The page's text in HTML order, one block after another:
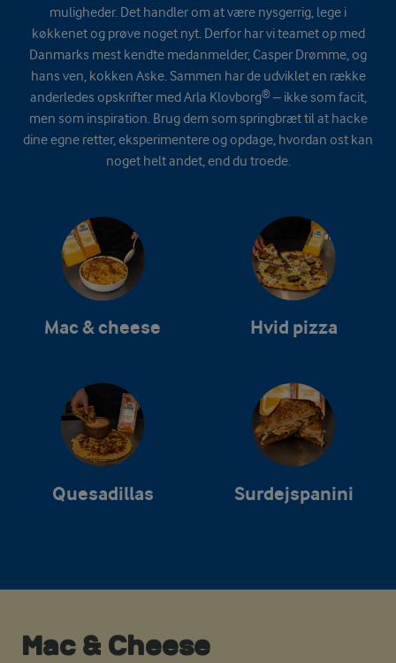
muligheder. Det handler om at være nysgerrig, lege i
køkkenet og prøve noget nyt. Derfor har vi teamet op med
Danmarks mest kendte medanmelder, Casper Drømme, og
hans ven, kokken Aske. Sammen har de udviklet en række
anderledes opskrifter med Arla Klovborg®– ikke som facit,
men som inspiration. Brug dem som springbræt til at hacke
dine egne retter, eksperimentere og opdage, hvordan ost kan
noget helt andet, end du troede.
Mac & cheese Hvid pizza
Quesadillas Surdejspanini
Mac & Cheese